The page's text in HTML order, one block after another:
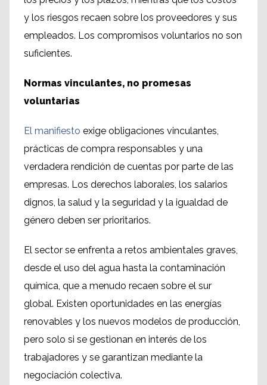
y los riesgos recaen sobre los proveedores y sus
empleados. Los compromisos voluntarios no son
suficientes.
Normas vinculantes, no promesas
voluntarias
El manifiesto exige obligaciones vinculantes,
prácticas de compra responsables y una
verdadera rendición de cuentas por parte de las
empresas. Los derechos laborales, los salarios
dignos, la salud y la seguridad y la igualdad de
género deben ser prioritarios.
El sector se enfrenta a retos ambientales graves,
desde el uso del agua hasta la contaminación
química, que a menudo recaen sobre el sur
global. Existen oportunidades en las energías
renovables y los nuevos modelos de producción,
pero solo si se gestionan en interés de los
trabajadores y se garantizan mediante la
negociación colectiva.